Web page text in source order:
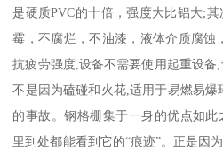
是硬质PVC的十倍，强度大比铝大;
霉，不腐烂，不油漆，液体介质腐蚀
抗疲劳强度,设备不需要使用起重设备
不是因为磕碰和火花,适用于易燃易
的事故。钢格栅集于一身的优点如
里到处都能看到它的“痕迹”。正是因